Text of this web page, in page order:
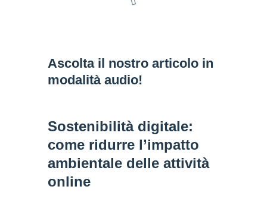
Ascolta il nostro articolo in
modalità audio!
Sostenibilità digitale:
come ridurre l’impatto
ambientale delle attività
online